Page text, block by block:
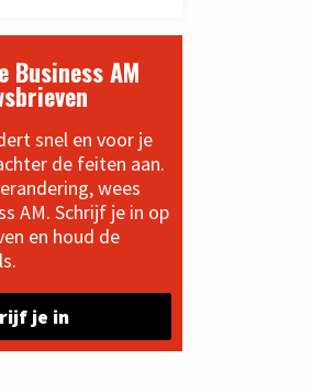
Business AM
snel en voor je
de feiten aan.
wees
AM. Schrijf je in op
en houd de
je in